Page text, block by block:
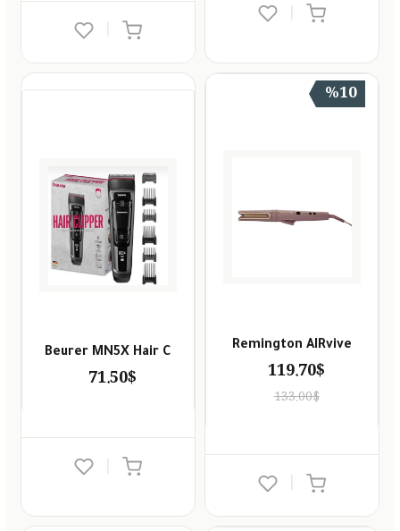
|
%10
Remington AIRvive
119.70$
133.00$
Beurer MN5X Hair C
71.50$
|